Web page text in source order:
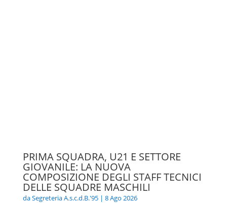
PRIMA SQUADRA, U21 E SETTORE
GIOVANILE: LA NUOVA
COMPOSIZIONE DEGLI STAFF TECNICI
DELLE SQUADRE MASCHILI
daSegreteria A.s.c.d.B.'95| 8 Ago 2026